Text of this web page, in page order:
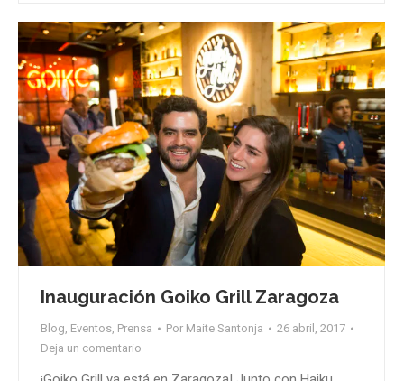
Inauguración Goiko Grill Zaragoza
Blog, Eventos, Prensa Por Maite Santonja
26 abril, 2017
Deja un comentario